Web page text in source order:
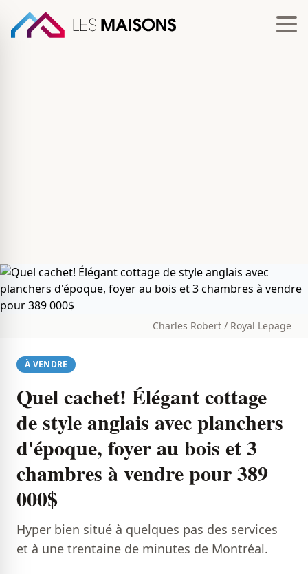
Charles Robert / Royal Lepage
À VENDRE
Quel cachet! Élégant cottage
de style anglais avec planchers
d'époque, foyer au bois et 3
chambres à vendre pour 389
000$
Hyper bien situé à quelques pas des services
et à une trentaine de minutes de Montréal.